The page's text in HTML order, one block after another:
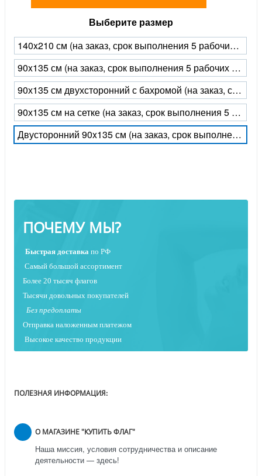
Выберите размер
140x210 см (на заказ, срок выполнения 5 рабочих дней)
90x135 см (на заказ, срок выполнения 5 рабочих дней)
90х135 см двухсторонний с бахромой (на заказ, срок выполнения 5 рабочих дней)
90х135 см на сетке (на заказ, срок выполнения 5 рабочих дней)
Двусторонний 90x135 см (на заказ, срок выполнения 5 рабочих дней)
ПОЧЕМУ МЫ?
Быстрая доставка по РФ
Самый большой ассортимент
Более 20 тысяч флагов
Тысячи довольных покупателей
Без предоплаты
Отправка наложенным платежом
Высокое качество продукции
ПОЛЕЗНАЯ ИНФОРМАЦИЯ:
О МАГАЗИНЕ "КУПИТЬ ФЛАГ"
Наша миссия, условия сотрудничества и описание
деятельности — здесь!